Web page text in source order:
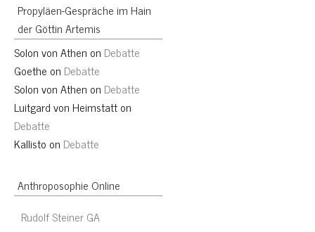
Propyläen-Gespräche im Hain
der Göttin Artemis
Solon von Athen on Debatte
Goethe on Debatte
Solon von Athen on Debatte
Luitgard von Heimstatton
Debatte
Kallisto on Debatte
Anthroposophie Online
Rudolf Steiner GA